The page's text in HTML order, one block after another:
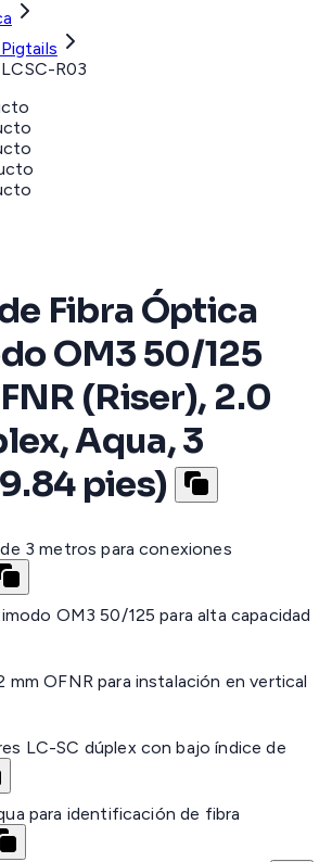
R03
Fibra Óptica
OM3 50/125
(Riser), 2.0
Aqua, 3
pies)
3 metros para conexiones
OM3 50/125 para alta capacidad
mm OFNR para instalación en vertical
LC-SC dúplex con bajo índice de
para identificación de fibra